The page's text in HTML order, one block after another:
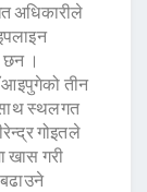
अधिकारीले
छन ।
आइपुगेको तीन
साथ स्थलगत
गोइतले
खास गरी